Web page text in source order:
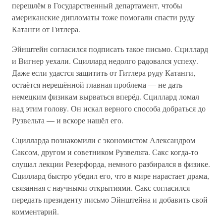
перешлём в Государственный департамент, чтобы
американские дипломаты тоже помогали спасти руду
Катанги от Гитлера.
Эйнштейн согласился подписать такое письмо. Сциллард
и Вигнер уехали. Сциллард недолго радовался успеху.
Даже если удастся защитить от Гитлера руду Катанги,
остаётся нерешённой главная проблема — не дать
немецким физикам вырваться вперёд. Сциллард ломал
над этим голову. Он искал верного способа добраться до
Рузвельта — и вскоре нашёл его.
Сцилларда познакомили с экономистом Александром
Саксом, другом и советником Рузвельта. Сакс когда-то
слушал лекции Резерфорда, немного разбирался в физике.
Сциллард быстро убедил его, что в мире нарастает драма,
связанная с научными открытиями. Сакс согласился
передать президенту письмо Эйнштейна и добавить свой
комментарий.